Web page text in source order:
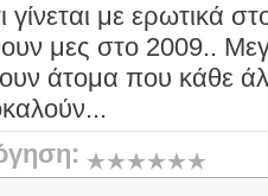
με ερωτικά
μες στο 2009..
άτομα που κάθε